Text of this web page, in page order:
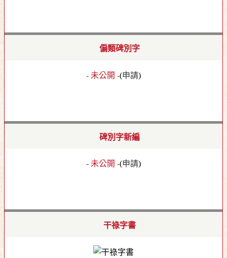
偏類碑別字
- 未公開 -(申請)
碑別字新編
- 未公開 -(申請)
干祿字書